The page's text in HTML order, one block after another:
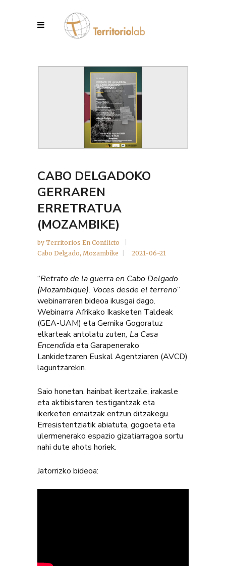
CABO DELGADOKO
GERRAREN
ERRETRATUA
(MOZAMBIKE)
by Territorios En Conflicto
Cabo Delgado, Mozambike 2021-06-21
“Retrato de la guerra en Cabo Delgado
(Mozambique). Voces desde el terreno”
webinarraren bideoa ikusgai dago.
Webinarra Afrikako Ikasketen Taldeak
(GEA-UAM) eta Gernika Gogoratuz
elkarteak antolatu zuten, La Casa
Encendidaeta Garapenerako
Lankidetzaren Euskal Agentziaren (AVCD)
laguntzarekin.
Saio honetan, hainbat ikertzaile, irakasle
eta aktibistaren testigantzak eta
ikerketen emaitzak entzun ditzakegu.
Erresistentziatik abiatuta, gogoeta eta
ulermenerako espazio gizatiarragoa sortu
nahi dute ahots horiek.
Jatorrizko bideoa: